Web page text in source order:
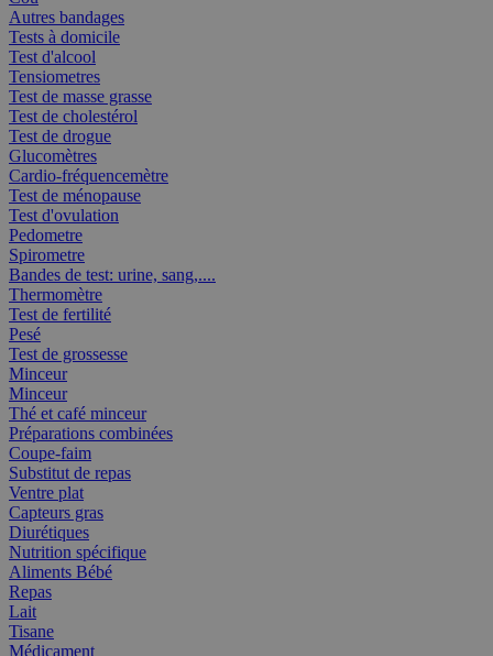
Autres bandages
Tests à domicile
Test d'alcool
Tensiometres
Test de masse grasse
Test de cholestérol
Test de drogue
Glucomètres
Cardio-fréquencemètre
Test de ménopause
Test d'ovulation
Pedometre
Spirometre
Bandes de test: urine, sang,....
Thermomètre
Test de fertilité
Pesé
Test de grossesse
Minceur
Minceur
Thé et café minceur
Préparations combinées
Coupe-faim
Substitut de repas
Ventre plat
Capteurs gras
Diurétiques
Nutrition spécifique
Aliments Bébé
Repas
Lait
Tisane
Médicament